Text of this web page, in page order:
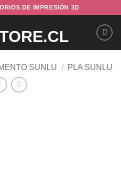
DE IMPRESIÓN 3D
SUNLU / PLA SUNLU